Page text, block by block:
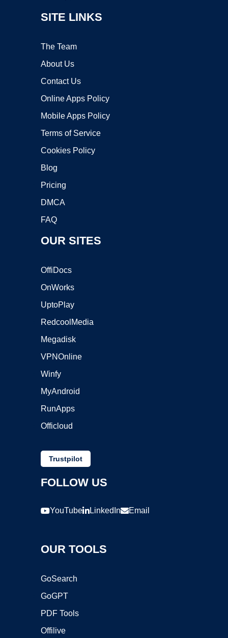
SITE LINKS
The Team
About Us
Contact Us
Online Apps Policy
Mobile Apps Policy
Terms of Service
Cookies Policy
Blog
Pricing
DMCA
FAQ
OUR SITES
OffiDocs
OnWorks
UptoPlay
RedcoolMedia
Megadisk
VPNOnline
Winfy
MyAndroid
RunApps
Officloud
Trustpilot
FOLLOW US
YouTube LinkedIn Email
OUR TOOLS
GoSearch
GoGPT
PDF Tools
Offilive